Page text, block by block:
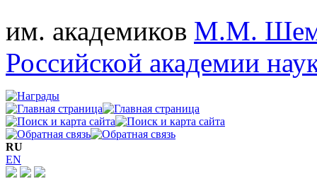
им. академиков М.М.
Российской академии
RU
EN